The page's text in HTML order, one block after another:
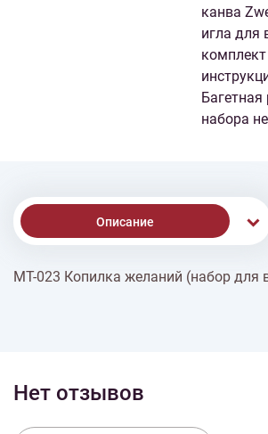
канва
игла для
набора
Описание
% Скидки
МТ-023 Копилка желаний (набор для
Нет отзывов